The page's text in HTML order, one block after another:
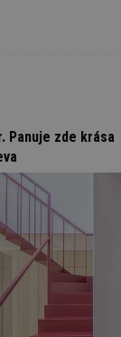
Panuje zde krása